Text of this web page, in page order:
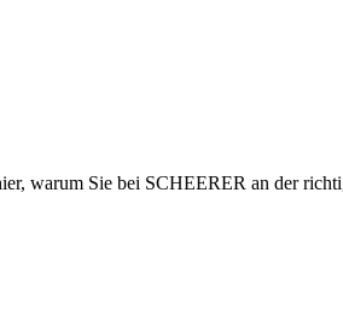
warum Sie bei SCHEERER an der